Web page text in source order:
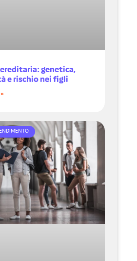
genetica,
e rischio nei figli